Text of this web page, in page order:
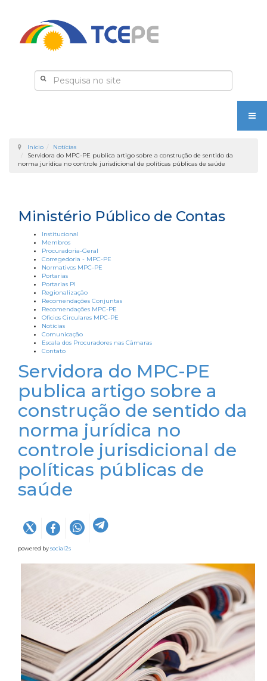
Início
Notícias
Servidora do MPC-PE publica artigo sobre a construção de sentido da
norma jurídica no controle jurisdicional de políticas públicas de saúde
Ministério Público de Contas
Institucional
Membros
Procuradoria-Geral
Corregedoria - MPC-PE
Normativos MPC-PE
Portarias
Portarias PI
Regionalização
Recomendações Conjuntas
Recomendações MPC-PE
Ofícios Circulares MPC-PE
Notícias
Comunicação
Escala dos Procuradores nas Câmaras
Contato
Servidora do MPC-PE
publica artigo sobre a
construção de sentido da
norma jurídica no
controle jurisdicional de
políticas públicas de
saúde
powered bysocial2s